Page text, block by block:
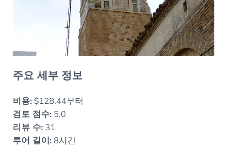
주요 세부 정보
비용:$128.44부터
검토 점수:5.0
리뷰 수:31
투어 길이:8시간